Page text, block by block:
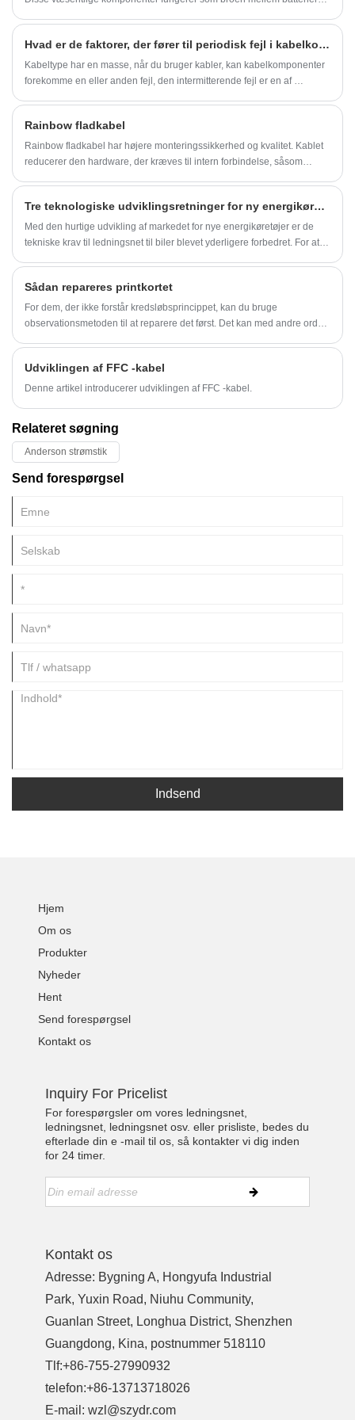
de kraftige versioner, der bruges i industrielle applikationer, kommer
disse stik i en række forskellige former, størrelser og konfigurationer,
der passer til forskellige behov.
Hvad er de faktorer, der fører til periodisk fejl i kabelkomponenter?
Kabeltype har en masse, når du bruger kabler, kan kabelkomponenter
forekomme en eller anden fejl, den intermitterende fejl er en af ​​
fejl, hvor meget ved du?
Rainbow fladkabel
Rainbow fladkabel har højere monteringssikkerhed og kvalitet. Kablet
reducerer den hardware, der kræves til intern forbindelse, såsom
kan give højere monteringssikkerhed og kvalitet.
Tre teknologiske udviklingsretninger for ny energikøretøjssele
Med den hurtige udvikling af markedet for nye energikøretøjer er de
tekniske krav til ledningsnet til biler blevet yderligere forbedret. For at
Sådan repareres printkortet
For dem, der ikke forstår kredsløbsprincippet, kan du bruge
observationsmetoden til at reparere det først. Det kan med andre ord
printpladen er tabt kan iagttages. Hvis der findes en fejl, kan vi foretage
rettelser før tilslutning, såsom at ændre chippen til den rigtige retning.
Udviklingen af ​​FFC -kabel
Denne artikel introducerer udviklingen af ​​FFC -kabel.
Relateret søgning
Anderson strømstik
Send forespørgsel
Indsend
Hjem
Om os
Produkter
Nyheder
Hent
Send forespørgsel
Kontakt os
Inquiry For Pricelist
For forespørgsler om vores ledningsnet,
ledningsnet, ledningsnet osv. eller prisliste, bedes du
efterlade din e -mail til os, så kontakter vi dig inden
for 24 timer.
Kontakt os
Adresse: Bygning A, Hongyufa Industrial
Park, Yuxin Road, Niuhu Community,
Guanlan Street, Longhua District, Shenzhen
Guangdong, Kina, postnummer 518110
Tlf:+86-755-27990932
telefon:+86-13713718026
E-mail:wzl@szydr.com